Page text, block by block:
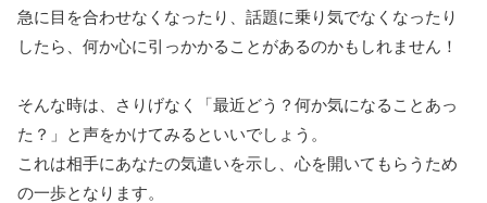
急に目を合わせなくなったり、話題に乗り気でなくなったり
したら、何か心に引っかかることがあるのかもしれません！
そんな時は、さりげなく「最近どう？何か気になることあっ
た？」と声をかけてみるといいでしょう。
これは相手にあなたの気遣いを示し、心を開いてもらうため
の一歩となります。